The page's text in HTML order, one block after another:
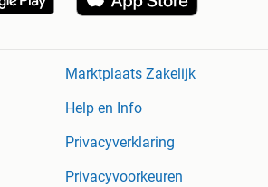
Marktplaats Zakelijk
Help en Info
Privacyverklaring
Privacyvoorkeuren